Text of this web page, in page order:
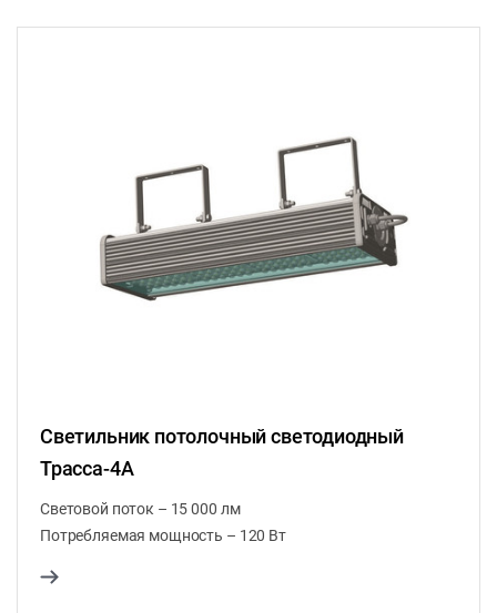
Светильник потолочный светодиодный
Трасса-4А
Световой поток – 15 000 лм
Потребляемая мощность – 120 Вт